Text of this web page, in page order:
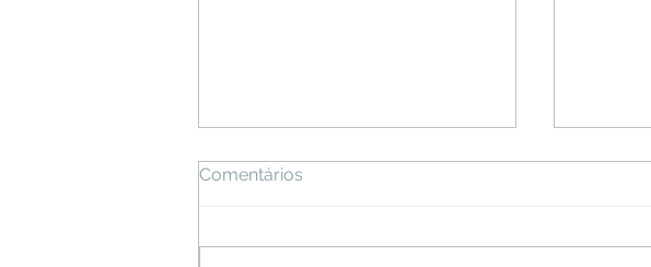
Comentários